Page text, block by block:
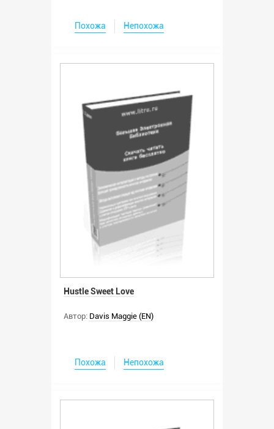
Похожа Непохожа
Hustle Sweet Love
Автор: Davis Maggie (EN)
Похожа Непохожа